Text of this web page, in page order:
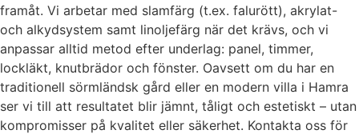
framåt. Vi arbetar med slamfärg (t.ex. falurött), akrylat-
och alkydsystem samt linoljefärg när det krävs, och vi
anpassar alltid metod efter underlag: panel, timmer,
lockläkt, knutbrädor och fönster. Oavsett om du har en
traditionell sörmländsk gård eller en modern villa i Hamra
ser vi till att resultatet blir jämnt, tåligt och estetiskt – utan
kompromisser på kvalitet eller säkerhet. Kontakta oss för